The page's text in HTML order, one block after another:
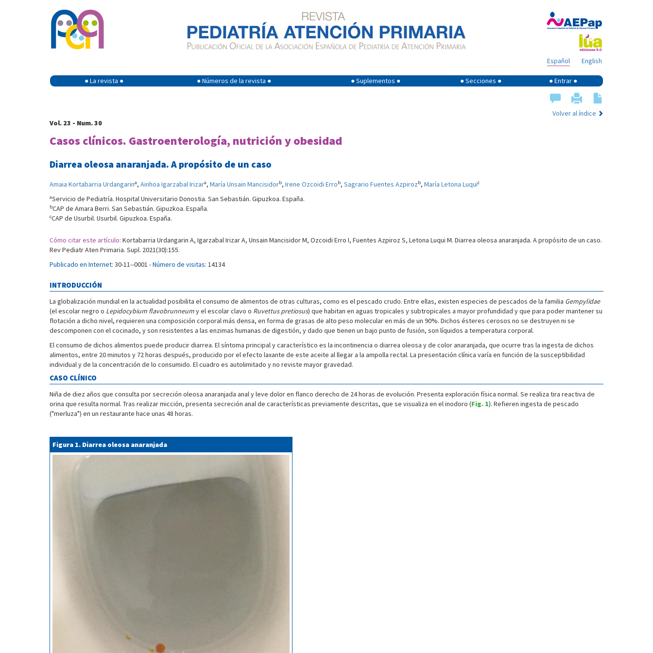
English
Español
● La revista ● ● Números de la revista ● ● Suplementos ● ● Secciones ● ● Entrar ●
Volver al índice
Vol. 23 - Num. 30
Casos clínicos. Gastroenterología, nutrición y obesidad
Diarrea oleosa anaranjada. A propósito de un caso
Amaia Kortabarria Urdangarina, Ainhoa Igarzabal Irizara, María Unsain Mancisidorb, Irene Ozcoidi Errob, Sagrario Fuentes Azpirozb, María Letona Luquic
aServicio de Pediatría. Hospital Universitario Donostia. San Sebastián. Gipuzkoa. España.
bCAP de Amara Berri. San Sebastián. Gipuzkoa. España.
cCAP de Usurbil. Usurbil. Gipuzkoa. España.
Cómo citar este artículo: Kortabarria Urdangarin A, Igarzabal Irizar A, Unsain Mancisidor M, Ozcoidi Erro I, Fuentes Azpiroz S, Letona Luqui M. Diarrea oleosa anaranjada. A propósito de un caso.
Rev Pediatr Aten Primaria. Supl. 2021(30):155.
Publicado en Internet: 30-11--0001 -Número de visitas: 14134
INTRODUCCIÓN
La globalización mundial en la actualidad posibilita el consumo de alimentos de otras culturas, como es el pescado crudo. Entre ellas, existen especies de pescados de la familia Gempylidae
(el escolar negro o Lepidocybium flavobrunneumy el escolar clavo o Ruvettus pretiosus) que habitan en aguas tropicales y subtropicales a mayor profundidad y que para poder mantener su
flotación a dicho nivel, requieren una composición corporal más densa, en forma de grasas de alto peso molecular en más de un 90%. Dichos ésteres cerosos no se destruyen ni se
descomponen con el cocinado, y son resistentes a las enzimas humanas de digestión, y dado que tienen un bajo punto de fusión, son líquidos a temperatura corporal.
El consumo de dichos alimentos puede producir diarrea. El síntoma principal y característico es la incontinencia o diarrea oleosa y de color anaranjada, que ocurre tras la ingesta de dichos
alimentos, entre 20 minutos y 72 horas después, producido por el efecto laxante de este aceite al llegar a la ampolla rectal. La presentación clínica varía en función de la susceptibilidad
individual y de la concentración de lo consumido. El cuadro es autolimitado y no reviste mayor gravedad.
CASO CLÍNICO
Niña de diez años que consulta por secreción oleosa anaranjada anal y leve dolor en flanco derecho de 24 horas de evolución. Presenta exploración física normal. Se realiza tira reactiva de
orina que resulta normal. Tras realizar micción, presenta secreción anal de características previamente descritas, que se visualiza en el inodoro (Fig. 1). Refieren ingesta de pescado
("merluza") en un restaurante hace unas 48 horas.
Figura 1. Diarrea oleosa anaranjada